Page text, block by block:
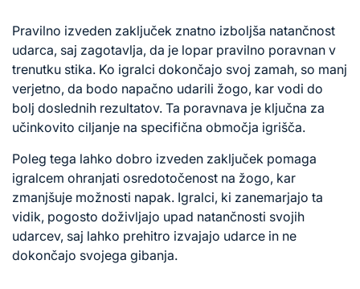
Pravilno izveden zaključek znatno izboljša natančnost
udarca, saj zagotavlja, da je lopar pravilno poravnan v
trenutku stika. Ko igralci dokončajo svoj zamah, so manj
verjetno, da bodo napačno udarili žogo, kar vodi do
bolj doslednih rezultatov. Ta poravnava je ključna za
učinkovito ciljanje na specifična območja igrišča.
Poleg tega lahko dobro izveden zaključek pomaga
igralcem ohranjati osredotočenost na žogo, kar
zmanjšuje možnosti napak. Igralci, ki zanemarjajo ta
vidik, pogosto doživljajo upad natančnosti svojih
udarcev, saj lahko prehitro izvajajo udarce in ne
dokončajo svojega gibanja.